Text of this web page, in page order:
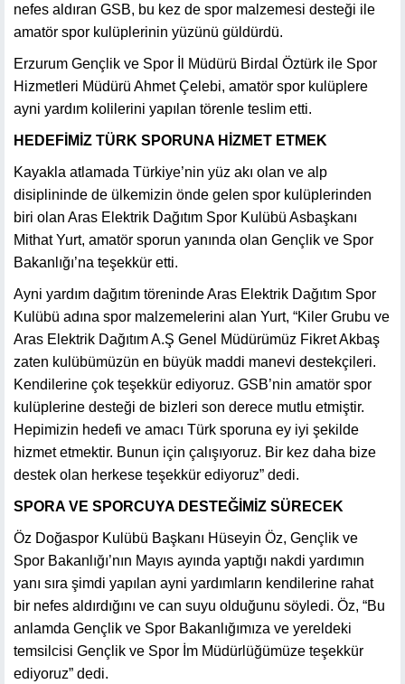
nefes aldıran GSB, bu kez de spor malzemesi desteği ile
amatör spor kulüplerinin yüzünü güldürdü.
Erzurum Gençlik ve Spor İl Müdürü Birdal Öztürk ile Spor
Hizmetleri Müdürü Ahmet Çelebi, amatör spor kulüplere
ayni yardım kolilerini yapılan törenle teslim etti.
HEDEFİMİZ TÜRK SPORUNA HİZMET ETMEK
Kayakla atlamada Türkiye’nin yüz akı olan ve alp
disiplininde de ülkemizin önde gelen spor kulüplerinden
biri olan Aras Elektrik Dağıtım Spor Kulübü Asbaşkanı
Mithat Yurt, amatör sporun yanında olan Gençlik ve Spor
Bakanlığı’na teşekkür etti.
Ayni yardım dağıtım töreninde Aras Elektrik Dağıtım Spor
Kulübü adına spor malzemelerini alan Yurt, “Kiler Grubu ve
Aras Elektrik Dağıtım A.Ş Genel Müdürümüz Fikret Akbaş
zaten kulübümüzün en büyük maddi manevi destekçileri.
Kendilerine çok teşekkür ediyoruz. GSB’nin amatör spor
kulüplerine desteği de bizleri son derece mutlu etmiştir.
Hepimizin hedefi ve amacı Türk sporuna ey iyi şekilde
hizmet etmektir. Bunun için çalışıyoruz. Bir kez daha bize
destek olan herkese teşekkür ediyoruz” dedi.
SPORA VE SPORCUYA DESTEĞİMİZ SÜRECEK
Öz Doğaspor Kulübü Başkanı Hüseyin Öz, Gençlik ve
Spor Bakanlığı’nın Mayıs ayında yaptığı nakdi yardımın
yanı sıra şimdi yapılan ayni yardımların kendilerine rahat
bir nefes aldırdığını ve can suyu olduğunu söyledi. Öz, “Bu
anlamda Gençlik ve Spor Bakanlığımıza ve yereldeki
temsilcisi Gençlik ve Spor İm Müdürlüğümüze teşekkür
ediyoruz” dedi.